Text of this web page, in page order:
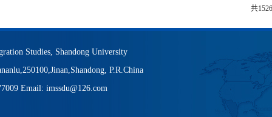
共
Studies, Shandong University
P.R.China
Email: imssdu@126.com